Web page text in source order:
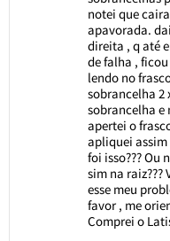
notei que
apavorada.
direita , q até
de falha ,
lendo no
sobrancelha 2
sobrancelha e
apertei o
apliquei
foi isso??? Ou
sim na raiz???
esse meu
favor , me
Comprei o